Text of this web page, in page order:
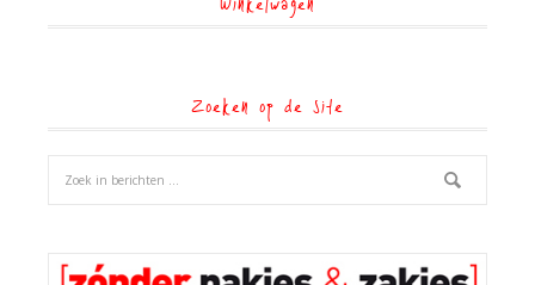
Winkelwagen
Zoeken op de site